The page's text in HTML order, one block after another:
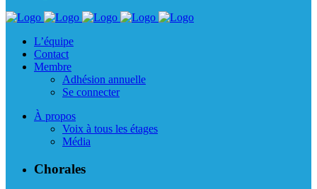
L’équipe
Contact
Membre
Adhésion annuelle
Se connecter
À propos
Voix à tous les étages
Média
Chorales